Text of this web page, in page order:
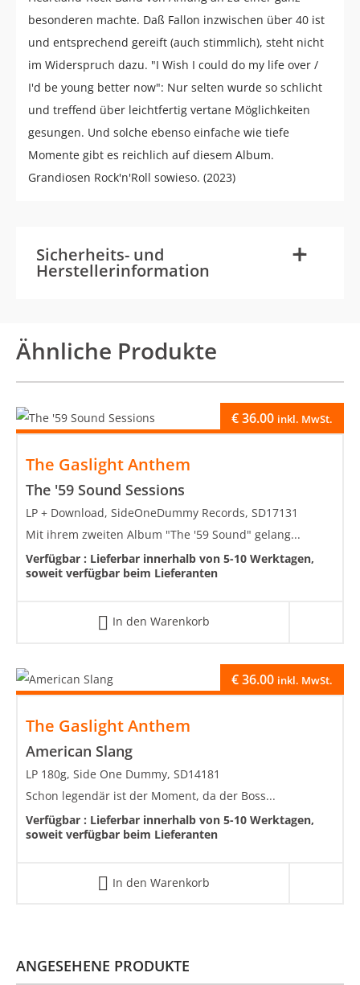
besonderen machte. Daß Fallon inzwischen über 40 ist
und entsprechend gereift (auch stimmlich), steht nicht
im Widerspruch dazu. "I Wish I could do my life over /
I'd be young better now": Nur selten wurde so schlicht
und treffend über leichtfertig vertane Möglichkeiten
gesungen. Und solche ebenso einfache wie tiefe
Momente gibt es reichlich auf diesem Album.
Grandiosen Rock'n'Roll sowieso. (2023)
Sicherheits- und
Herstellerinformation +
-
Ähnliche Produkte
The Gaslight Anthem
The '59 Sound Sessions
€36.00 inkl. MwSt.
LP + Download, SideOneDummy Records, SD17131
Mit ihrem zweiten Album "The '59 Sound" gelang...
Verfügbar : Lieferbar innerhalb von 5-10 Werktagen,
soweit verfügbar beim Lieferanten
In den Warenkorb
The Gaslight Anthem
American Slang
€36.00 inkl. MwSt.
LP 180g, Side One Dummy, SD14181
Schon legendär ist der Moment, da der Boss...
Verfügbar : Lieferbar innerhalb von 5-10 Werktagen,
soweit verfügbar beim Lieferanten
In den Warenkorb
ANGESEHENE PRODUKTE